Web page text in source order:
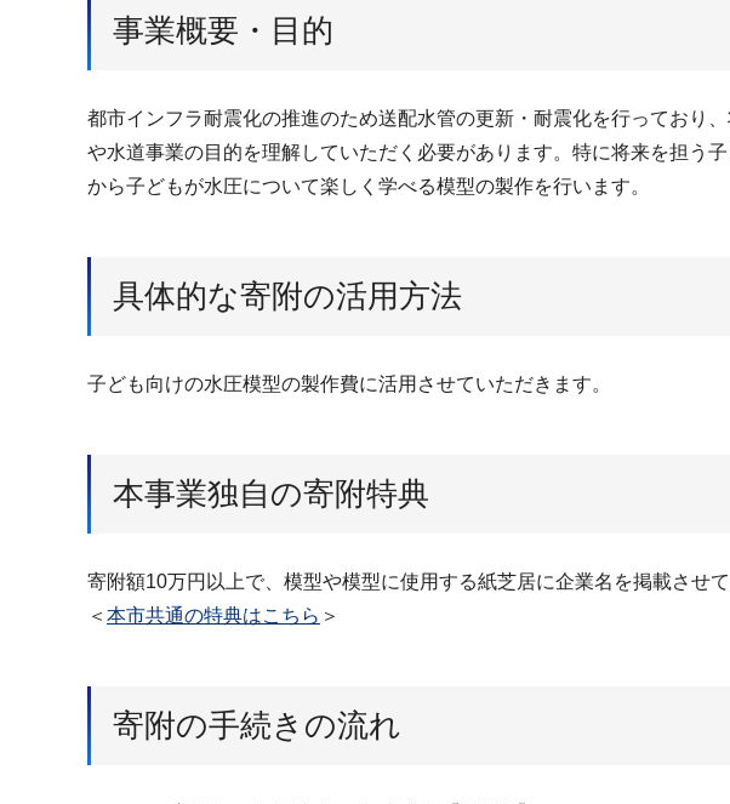
事業概要・目的
都市インフラ耐震化の推進のため送配水管の更新・耐震化を行っており
や水道事業の目的を理解していただく必要があります。特に将来を担う
から子どもが水圧について楽しく学べる模型の製作を行います。
具体的な寄附の活用方法
子ども向けの水圧模型の製作費に活用させていただきます。
本事業独自の寄附特典
寄附額10万円以上で、模型や模型に使用する紙芝居に企業名を掲載させて
＜ 本市共通の特典はこちら ＞
寄附の手続きの流れ